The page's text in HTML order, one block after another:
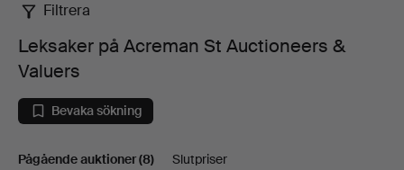
Leksaker
på
Acreman
St
Filtrera
Leksaker på Acreman St Auctioneers &
Valuers
Bevaka sökning
Pågående auktioner(8) Slutpriser